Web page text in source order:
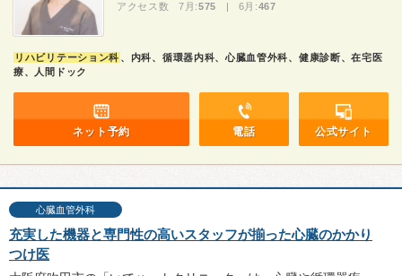
アクセス数 7月:575 | 6月:467
リハビリテーション科 、内科、循環器内科、心臓血管外科、健康診断、在宅医
療、人間ドック
ネット予約 電話 公式サイト
心臓血管外科
充実した機器と専門性の高いスタッフが揃った心臓のかかり
つけ医